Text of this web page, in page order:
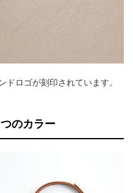
ドロゴが刻印されています。
のカラー